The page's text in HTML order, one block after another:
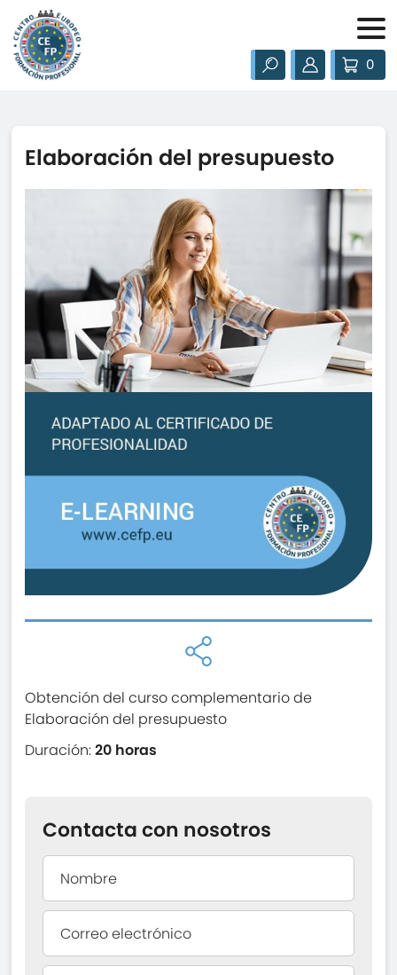
0
Elaboración del presupuesto
Obtención del curso complementario de
Elaboración del presupuesto
Duración:20 horas
Contacta con nosotros